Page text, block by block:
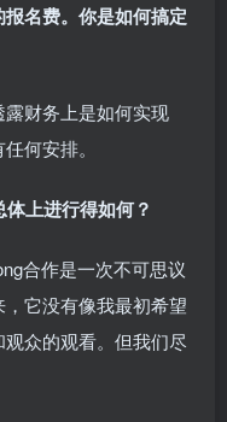
名费。你是如何搞定
财务上是如何实现
何安排。
上进行得如何？
合作是一次不可思议
它没有像我最初希望
众的观看。但我们尽